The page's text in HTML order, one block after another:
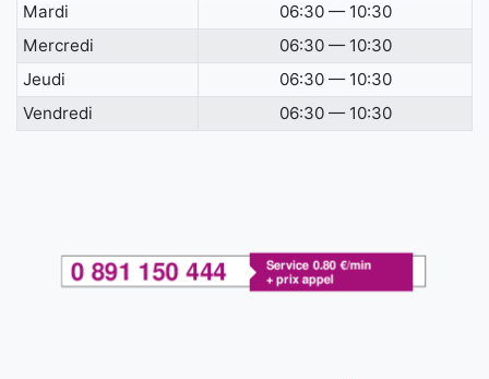
Mardi
06:30 — 10:30
Mercredi
06:30 — 10:30
Jeudi
06:30 — 10:30
Vendredi
06:30 — 10:30